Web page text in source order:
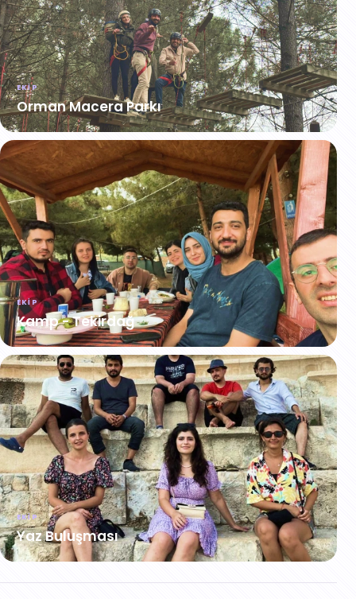
EKIP
Orman Macera Parkı
EKIP
Kamp - Tekirdağ
EKIP
Yaz Buluşması